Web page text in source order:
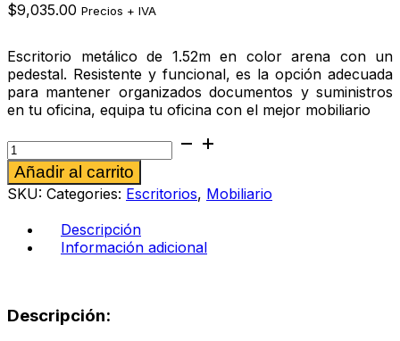
$9,035.00 Precios + IVA
Escritorio metálico de 1.52m en color arena con un
pedestal. Resistente y funcional, es la opción adecuada
para mantener organizados documentos y suministros
en tu oficina, equipa tu oficina con el mejor mobiliario
Escritorio
metálico
pedestal
1.52
arena
cantidad
Añadir al carrito
SKU: Categories: Escritorios, Mobiliario
Descripción
Información adicional
Descripción: